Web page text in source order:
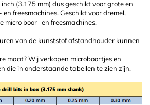
(3.175 mm) dus geschikt voor grote en
freesmachines. Geschikt voor dremel,
micro boor- en freesmachines.
van de kunststof afstandhouder kunnen
maat? Wij verkopen microboortjes en
die in onderstaande tabellen te zien zijn.